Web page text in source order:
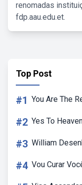
renomadas
fdp.aau.edu.et.
Top Post
#1 You Are The
#2 Yes To
#3 William
#4 Vou Curar